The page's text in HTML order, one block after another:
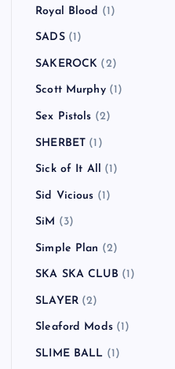
Royal Blood (1)
SADS(1)
SAKEROCK (2)
Scott Murphy(1)
Sex Pistols (2)
SHERBET (1)
Sick of It All (1)
Sid Vicious (1)
SiM (3)
Simple Plan (2)
SKA SKA CLUB (1)
SLAYER(2)
Sleaford Mods(1)
SLIME BALL (1)